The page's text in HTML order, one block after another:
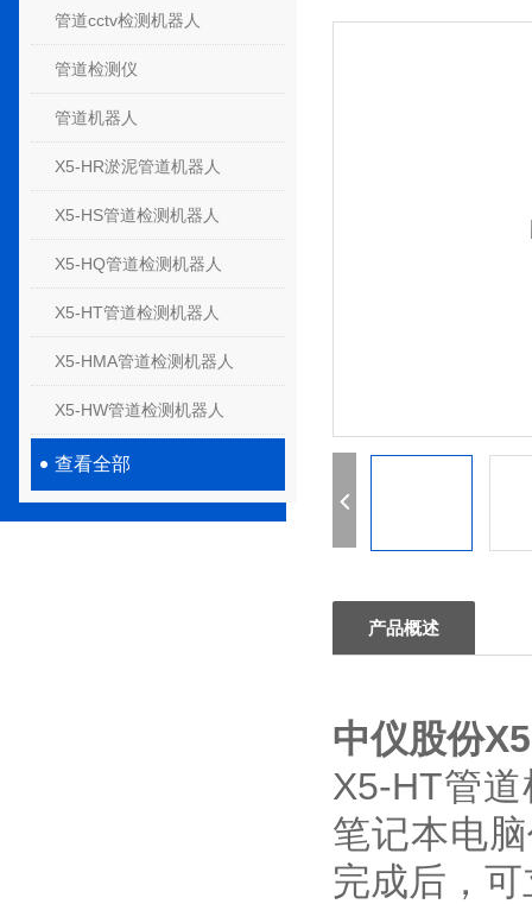
管道cctv检测机器人
管道检测仪
管道机器人
X5-HR淤泥管道机器人
X5-HS管道检测机器人
X5-HQ管道检测机器人
X5-HT管道检测机器人
X5-HMA管道检测机器人
X5-HW管道检测机器人
查看全部
产品概述
中仪股份
X5-HT管
笔记本电
完成后，